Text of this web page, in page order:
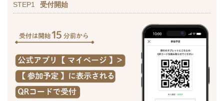
STEP1 受付開始